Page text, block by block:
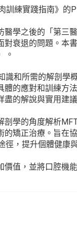
實踐指南》的
學之後的「第三醫
衰退的問題。本
。
和所需的解剖學
體的應對和訓練方
盡的解說與實用建議
的角度解析
的矯正治療。旨在
徑，提升個體健康
，並將口腔機能